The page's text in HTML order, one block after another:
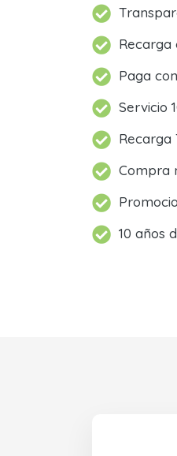
Recarga
Paga
Servicio
Recarga
Compra
10 años